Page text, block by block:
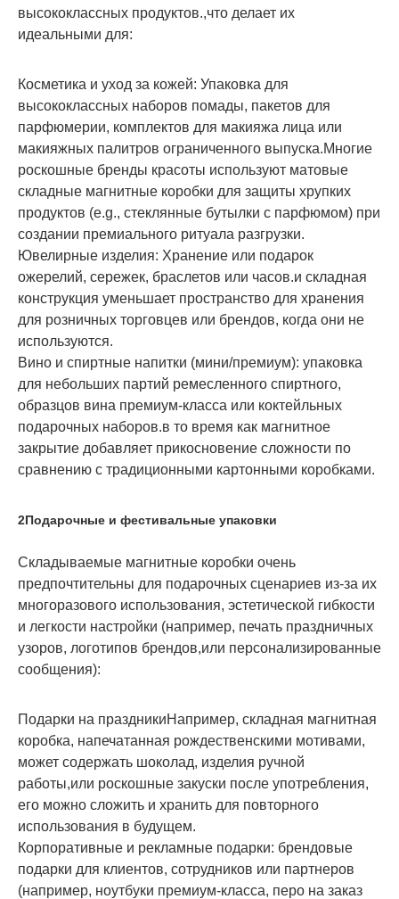
высококлассных продуктов.,что делает их
идеальными для:
Косметика и уход за кожей: Упаковка для
высококлассных наборов помады, пакетов для
парфюмерии, комплектов для макияжа лица или
макияжных палитров ограниченного выпуска.Многие
роскошные бренды красоты используют матовые
складные магнитные коробки для защиты хрупких
продуктов (e.g., стеклянные бутылки с парфюмом) при
создании премиального ритуала разгрузки.
Ювелирные изделия: Хранение или подарок
ожерелий, сережек, браслетов или часов.и складная
конструкция уменьшает пространство для хранения
для розничных торговцев или брендов, когда они не
используются.
Вино и спиртные напитки (мини/премиум): упаковка
для небольших партий ремесленного спиртного,
образцов вина премиум-класса или коктейльных
подарочных наборов.в то время как магнитное
закрытие добавляет прикосновение сложности по
сравнению с традиционными картонными коробками.
2Подарочные и фестивальные упаковки
Складываемые магнитные коробки очень
предпочтительны для подарочных сценариев из-за их
многоразового использования, эстетической гибкости
и легкости настройки (например, печать праздничных
узоров, логотипов брендов,или персонализированные
сообщения):
Подарки на праздникиНапример, складная магнитная
коробка, напечатанная рождественскими мотивами,
может содержать шоколад, изделия ручной
работы,или роскошные закуски после употребления,
его можно сложить и хранить для повторного
использования в будущем.
Корпоративные и рекламные подарки: брендовые
подарки для клиентов, сотрудников или партнеров
(например, ноутбуки премиум-класса, перо на заказ